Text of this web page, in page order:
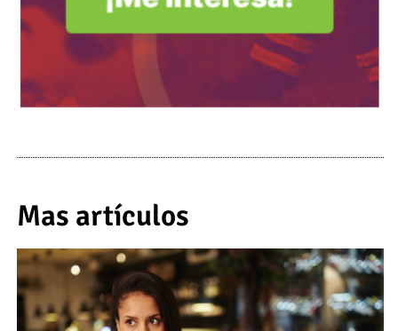
Mas artículos